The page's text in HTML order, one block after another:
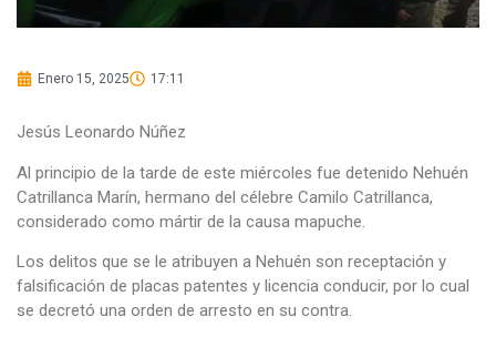
Enero 15, 2025 17:11
Jesús Leonardo Núñez
Al principio de la tarde de este miércoles fue detenido Nehuén
Catrillanca Marín, hermano del célebre Camilo Catrillanca,
considerado como mártir de la causa mapuche.
Los delitos que se le atribuyen a Nehuén son receptación y
falsificación de placas patentes y licencia conducir, por lo cual
se decretó una orden de arresto en su contra.